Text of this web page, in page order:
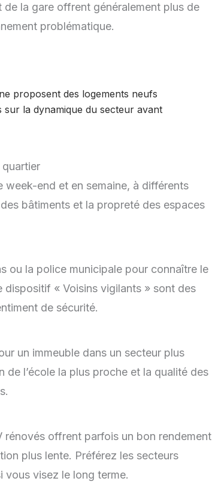
de la gare offrent généralement plus de
problématique.
proposent des logements neufs
la dynamique du secteur avant
week-end et en semaine, à différents
bâtiments et la propreté des espaces
ou la police municipale pour connaître le
dispositif « Voisins vigilants » sont des
de sécurité.
un immeuble dans un secteur plus
de l’école la plus proche et la qualité des
rénovés offrent parfois un bon rendement
plus lente. Préférez les secteurs
vous visez le long terme.